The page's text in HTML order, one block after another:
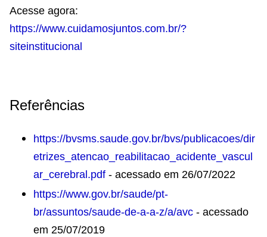
Acesse agora:
https://www.cuidamosjuntos.com.br/?
siteinstitucional
Referências
https://bvsms.saude.gov.br/bvs/publicacoes/dir
etrizes_atencao_reabilitacao_acidente_vascul
ar_cerebral.pdf - acessado em 26/07/2022
https://www.gov.br/saude/pt-
br/assuntos/saude-de-a-a-z/a/avc - acessado
em 25/07/2019